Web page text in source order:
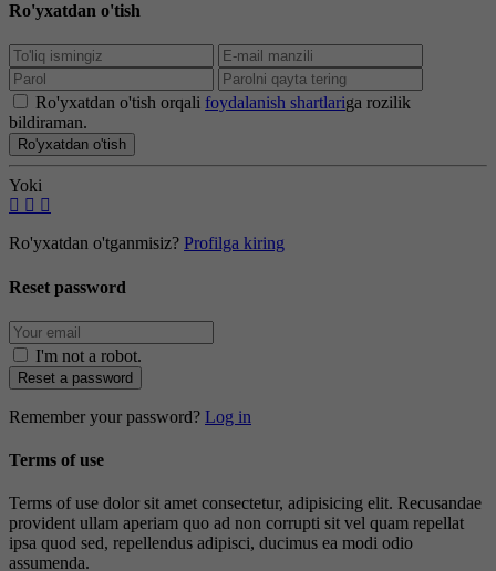
Ro'yxatdan o'tish
Ro'yxatdan o'tish orqali foydalanish shartlariga rozilik
bildiraman.
Ro'yxatdan o'tish
Yoki
Ro'yxatdan o'tganmisiz? Profilga kiring
Reset password
I'm not a robot.
Reset a password
Remember your password? Log in
Terms of use
Terms of use dolor sit amet consectetur, adipisicing elit. Recusandae
provident ullam aperiam quo ad non corrupti sit vel quam repellat
ipsa quod sed, repellendus adipisci, ducimus ea modi odio
assumenda.